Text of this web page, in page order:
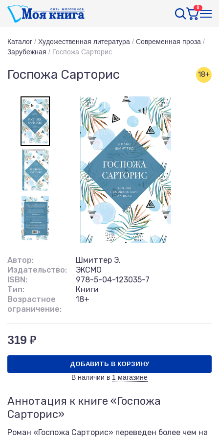
0
Каталог / Художественная литература / Современная проза /
Зарубежная / Госпожа Сарторис
Госпожа Сарторис 18+
Автор:
Шмиттер Э.
Издательство:
ЭКСМО
ISBN:
978-5-04-123035-7
Тип:
Книги
Возрастное
ограничение:
18+
319 ₽
ДОБАВИТЬ В КОРЗИНУ
В наличии в 1 магазине
Аннотация к книге «Госпожа
Сарторис»
Роман «Госпожа Сарторис» переведен более чем на